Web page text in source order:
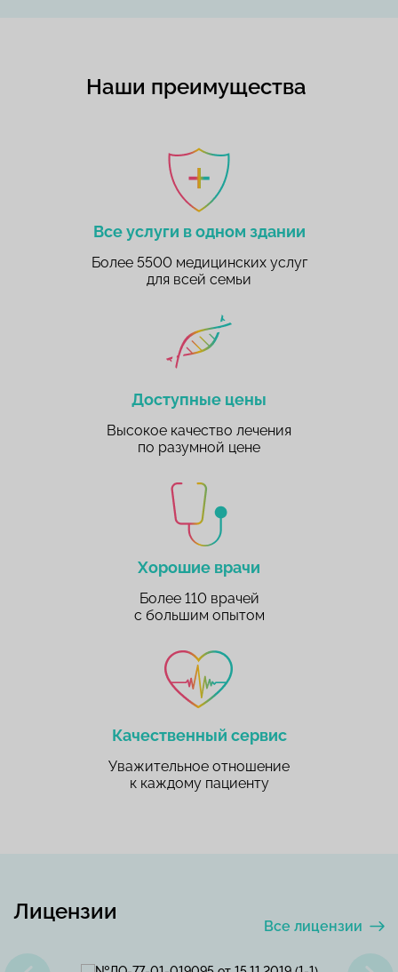
Наши преимущества
Все услуги в одном здании
Более 5500 медицинских услуг
для всей семьи
Доступные цены
Высокое качество лечения
по разумной цене
Хорошие врачи
Более 110 врачей
с большим опытом
Качественный сервис
Уважительное отношение
к каждому пациенту
Лицензии
Все лицензии